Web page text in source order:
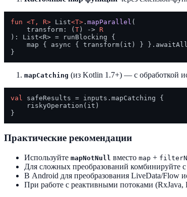
fun <T, R> List<T> . mapParallel (
    transform: (
T) -> R
) : List<R> = runBlocking {
map { async { transform(it) }
mapCatching (из Kotlin 1.7+) — с обработкой
val
safeResults = inputs.mapCatching {
    riskyOperation(it)
Практические рекомендации
Используйте mapNotNull вместо map +
Для сложных преобразований комбинируйте
В Android для преобразования LiveData/Flow
При работе с реактивными потоками